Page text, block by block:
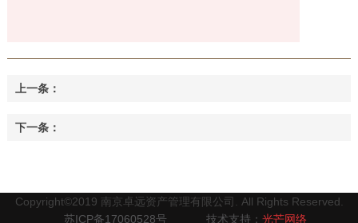
上一条：
下一条：
Copyright©2019 南京卓远资产管理有限公司. All Rights Reserved.
苏ICP备17060528号
技术支持： 光芒网络